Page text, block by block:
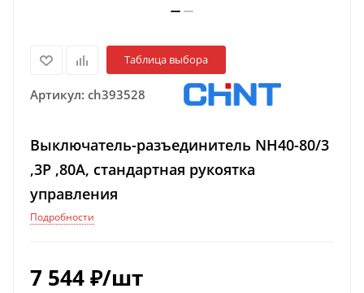
Таблица выбора
Артикул: ch393528
Выключатель-разъединитель NH40-80/3
,3P ,80А, стандартная рукоятка
управления
Подробности
7 544₽/шт